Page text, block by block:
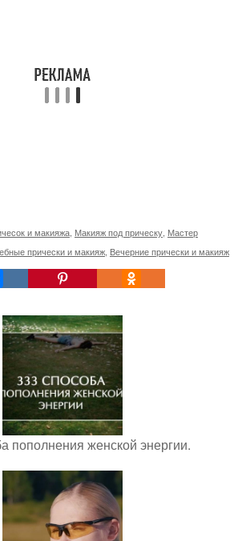
и макияжа Макияж под прическу Мастер
прически и макияж Вечерние прически и макияж
пополнения женской энергии.